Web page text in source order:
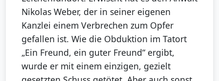
Nikolas Weber, der in seiner eigenen
Kanzlei einem Verbrechen zum Opfer
gefallen ist. Wie die Obduktion im Tatort
„Ein Freund, ein guter Freund“ ergibt,
wurde er mit einem einzigen, gezielt